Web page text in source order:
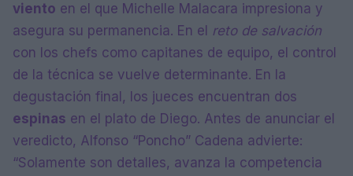
viento en el que Michelle Malacara impresiona y
asegura su permanencia. En el reto de salvación
con los chefs como capitanes de equipo, el control
de la técnica se vuelve determinante. En la
degustación final, los jueces encuentran dos
espinas en el plato de Diego. Antes de anunciar el
veredicto, Alfonso “Poncho” Cadena advierte:
“Solamente son detalles, avanza la competencia